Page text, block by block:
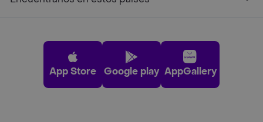
App Store Google play AppGallery